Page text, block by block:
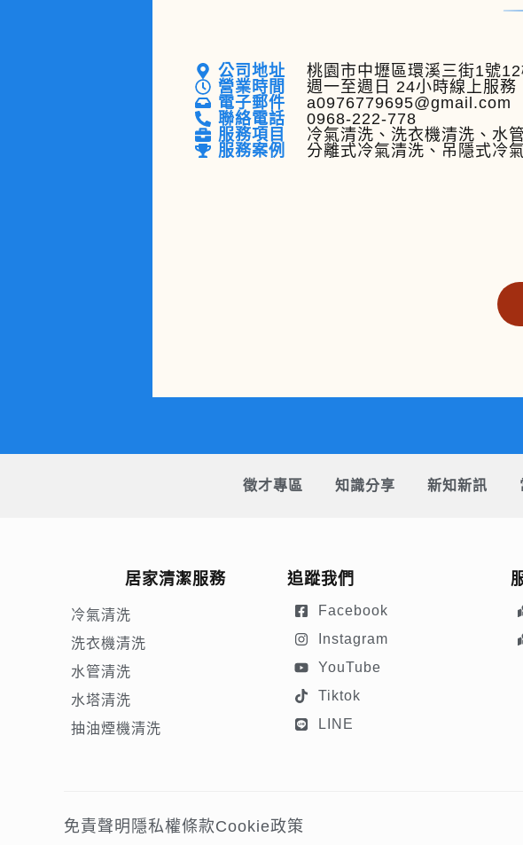
公司地址
桃園市中壢區環溪三街1號
營業時間
週一至週日 24小時線上服務
電子郵件
a0976779695@gmail.com
聯絡電話
0968-222-778
服務項目
冷氣清洗、洗衣機清洗、水
服務案例
分離式冷氣清洗、吊隱式冷
徵才專區 知識分享 新知新訊
居家清潔服務
冷氣清洗
洗衣機清洗
水管清洗
水塔清洗
抽油煙機清洗
追蹤我們
Facebook
Instagram
YouTube
Tiktok
LINE
免責聲明 隱私權條款Cookie政策